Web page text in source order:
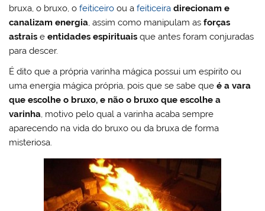
bruxa, o bruxo, ofeiticeiro ou afeiticeira direcionam e
canalizam energia, assim como manipulam asforças
astrais eentidades espirituais que antes foram conjuradas
para descer.
É dito que a própria varinha mágica possui um espírito ou
uma energia mágica própria, pois que se sabe queé a vara
que escolhe o bruxo, e não o bruxo que escolhe a
varinha, motivo pelo qual a varinha acaba sempre
aparecendo na vida do bruxo ou da bruxa de forma
misteriosa.